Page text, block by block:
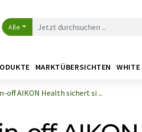
Alle
MARKTÜBERSICHTEN WHITE
off AIKON Health sichert si ...